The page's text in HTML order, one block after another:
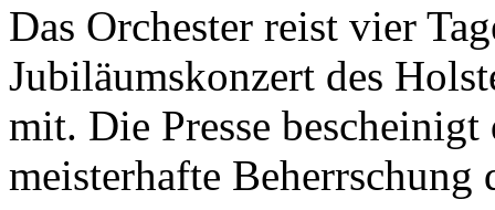
Das Orchester reist vier
Jubiläumskonzert des
mit. Die Presse
meisterhafte Beherrschung